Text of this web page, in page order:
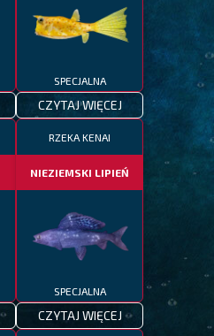
SPECJALNA
CZYTAJ WIĘCEJ
RZEKA KENAI
NIEZIEMSKI LIPIEŃ
SPECJALNA
CZYTAJ WIĘCEJ